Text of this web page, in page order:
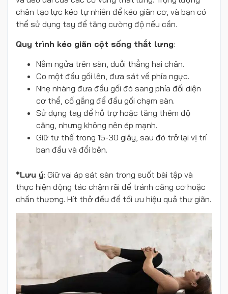
chân tạo lực kéo tự nhiên để kéo giãn cơ, và bạn có
thể sử dụng tay để tăng cường độ nếu cần.
Quy trình kéo giãn cột sống thắt lưng:
Nằm ngửa trên sàn, duỗi thẳng hai chân.
Co một đầu gối lên, đưa sát về phía ngực.
Nhẹ nhàng đưa đầu gối đó sang phía đối diện
cơ thể, cố gắng để đầu gối chạm sàn.
Sử dụng tay để hỗ trợ hoặc tăng thêm độ
căng, nhưng không nên ép mạnh.
Giữ tư thế trong 15-30 giây, sau đó trở lại vị trí
ban đầu và đổi bên.
*Lưu ý: Giữ vai áp sát sàn trong suốt bài tập và
thực hiện động tác chậm rãi để tránh căng cơ hoặc
chấn thương. Hít thở đều để tối ưu hiệu quả thư giãn.